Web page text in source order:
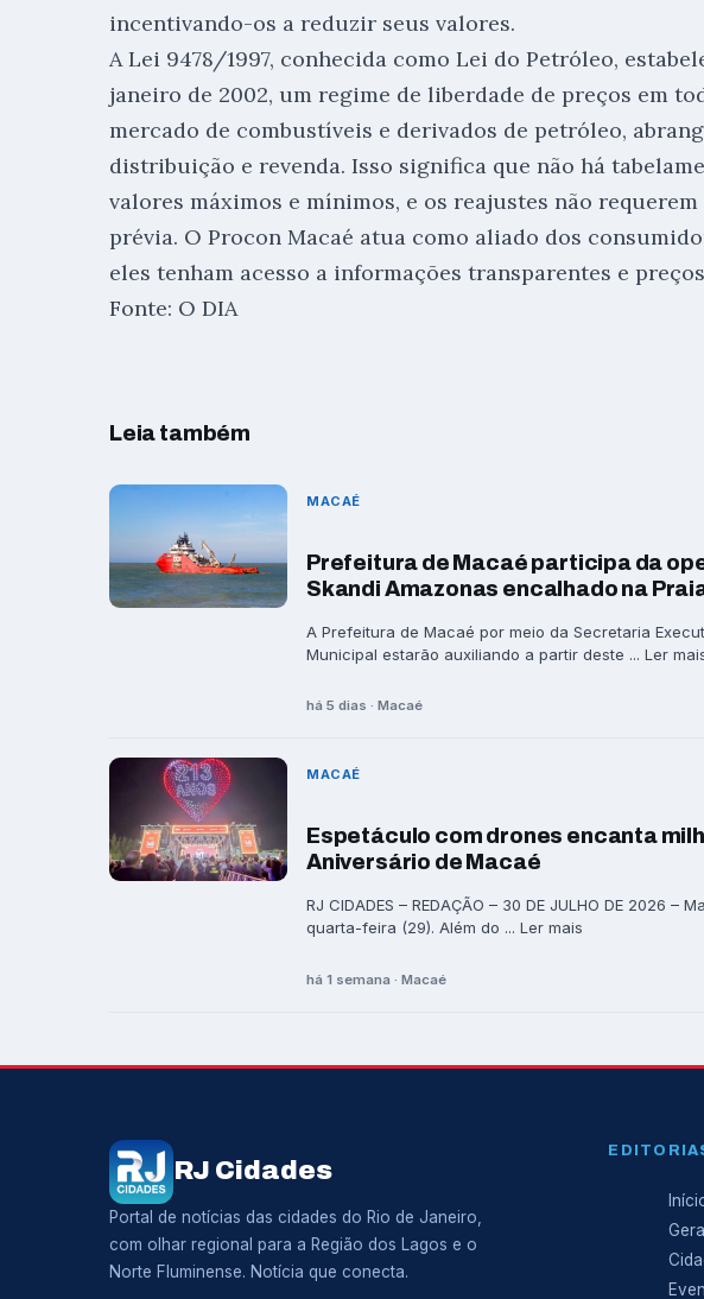
incentivando-os a reduzir seus valores.
A Lei 9478/1997, conhecida como Lei do Petróleo,
janeiro de 2002, um regime de liberdade de preços em
mercado de combustíveis e derivados de petróleo,
distribuição e revenda. Isso significa que não há
valores máximos e mínimos, e os reajustes não
prévia. O Procon Macaé atua como aliado dos
eles tenham acesso a informações transparentes e
Fonte: O DIA
Leia também
MACAÉ
Prefeitura de Macaé participa da
Skandi Amazonas encalhado na
A Prefeitura de Macaé por meio da Secretaria
Municipal estarão auxiliando a partir deste ... Ler
há 5 dias · Macaé
MACAÉ
Espetáculo com drones encanta
Aniversário de Macaé
RJ CIDADES – REDAÇÃO – 30 DE JULHO DE 2026
quarta-feira (29). Além do ... Ler mais
há 1 semana · Macaé
RJ Cidades
Portal de notícias das cidades do Rio de Janeiro,
com olhar regional para a Região dos Lagos e o
Norte Fluminense. Notícia que conecta.